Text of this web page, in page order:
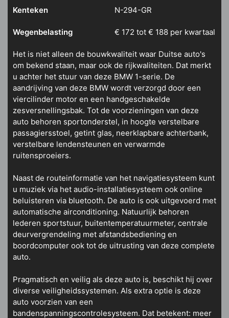
Kenteken N-294-GR
Wegenbelasting € 172 tot € 188 per kwartaal
Het is niet alleen de bouwkwaliteit waar Duitse auto's
om bekend staan, maar ook de rijkwaliteiten. Dat merkt
u achter het stuur van deze BMW 1-serie. De
aandrijving van deze BMW wordt verzorgd door een
viercilinder motor en een handgeschakelde
zesversnellingsbak. Tot de voorzieningen van deze
auto behoren sportonderstel, in hoogte verstelbare
passagiersstoel, getint glas, neerklapbare achterbank,
verstelbare lendensteunen en verwarmde
ruitensproeiers.
Naast de routeinformatie van het navigatiesysteem kunt
u muziek via het audio-installatiesysteem ook online
beluisteren via bluetooth. De auto is ook uitgevoerd met
automatische airconditioning. Natuurlijk behoren
lederen sportstuur, buitentemperatuurmeter, centrale
deurvergrendeling met afstandsbediening en
boordcomputer ook tot de uitrusting van deze complete
auto.
Pragmatisch en veilig als deze auto is, beschikt hij over
diverse veiligheidssystemen. Als extra optie is deze
auto voorzien van een
bandenspanningscontrolesysteem. Dat betekent: meer